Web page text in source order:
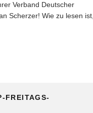
Verband Deutscher
Scherzer! Wie zu lesen
FREITAGS-